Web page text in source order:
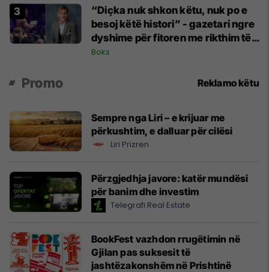
“Diçka nuk shkon këtu, nuk po e
besoj këtë histori” - gazetari ngre
dyshime për fitoren me rikthim të
Joshuas
Boks
Promo Reklamo këtu
Sempre nga Liri – e krijuar me
përkushtim, e dalluar për cilësi
Liri Prizren
Përzgjedhja javore: katër mundësi
për banim dhe investim
Telegrafi Real Estate
BookFest vazhdon rrugëtimin në
Gjilan pas suksesit të
jashtëzakonshëm në Prishtinë